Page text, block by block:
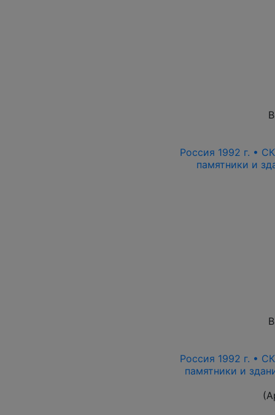
Россия 1992 г. •
памятники и
Россия 1992 г. •
памятники и